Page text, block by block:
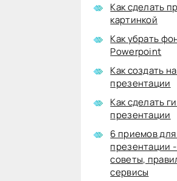
Как сделать
картинкой
Как убрать
Powerpoint
Как создать
презентации
Как сделать
презентации
6 приемов
презентации
советы,
сервисы